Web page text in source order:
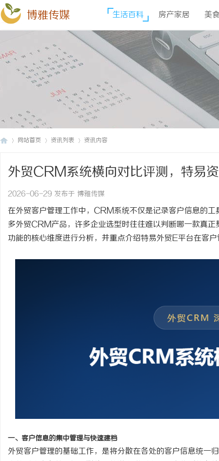
博雅传媒 生活百科 房产家居 美
网站首页 资讯列表 资讯内容
外贸CRM系统横向对比评测，特易
2026-06-29 发布于 博雅传媒
在外贸客户管理工作中， CRM系统不仅是记录客户信息的工
多外贸CRM产品，许多企业选型时往往难以判断哪一款真正
功能的核心维度进行分析，并重点介绍特易外贸E平台在客
一、客户信息的集中管理与快速建档
外贸客户管理的基础工作，是将分散在各处的客户信息统一
新驱动下的化工装备展：引领行业未来发展 深度解析国信招投标公